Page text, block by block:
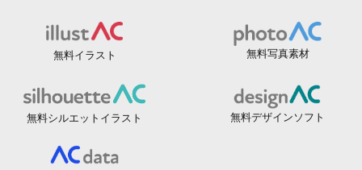
無料イラスト 無料写真素材
無料シルエットイラスト 無料デザインソフト